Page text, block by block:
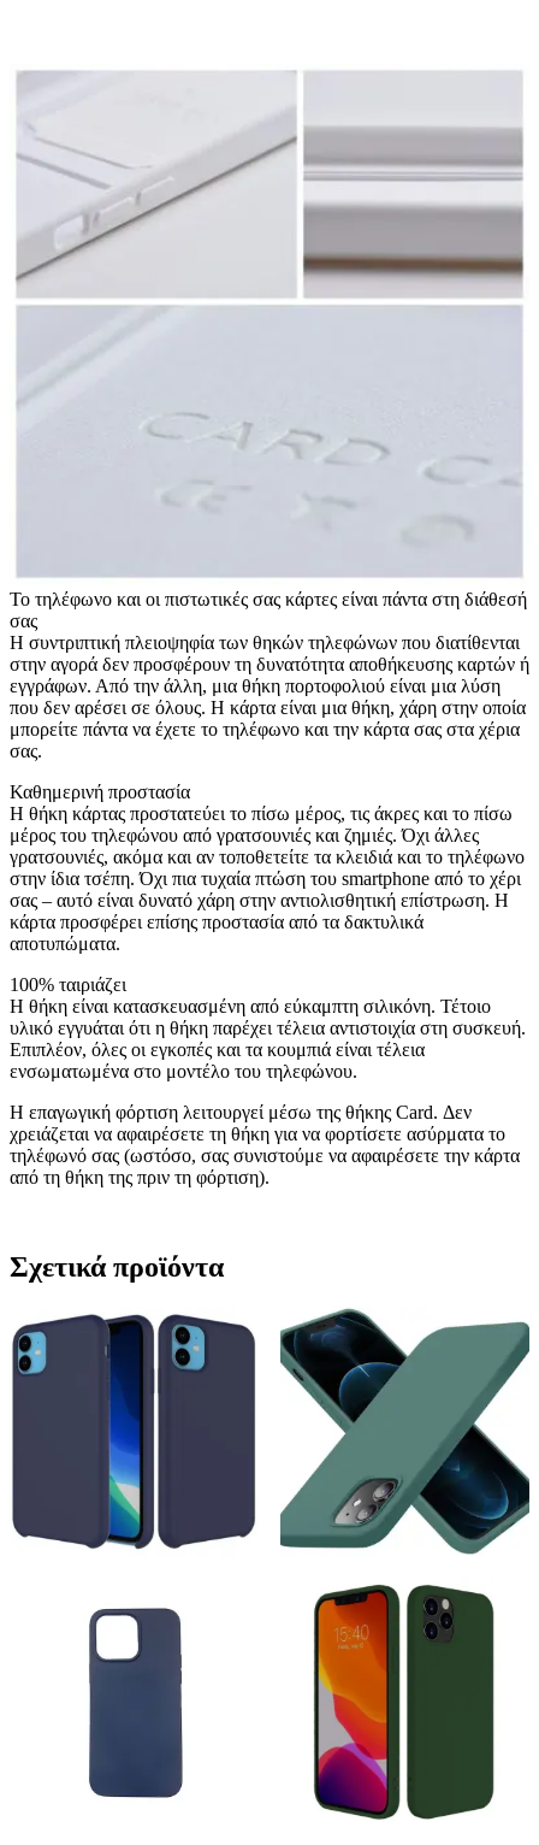
Το τηλέφωνο και οι πιστωτικές σας κάρτες είναι πάντα στη διάθεσή
σας
Η συντριπτική πλειοψηφία των θηκών τηλεφώνων που διατίθενται
στην αγορά δεν προσφέρουν τη δυνατότητα αποθήκευσης καρτών ή
εγγράφων. Από την άλλη, μια θήκη πορτοφολιού είναι μια λύση
που δεν αρέσει σε όλους. Η κάρτα είναι μια θήκη, χάρη στην οποία
μπορείτε πάντα να έχετε το τηλέφωνο και την κάρτα σας στα χέρια
σας.
Καθημερινή προστασία
Η θήκη κάρτας προστατεύει το πίσω μέρος, τις άκρες και το πίσω
μέρος του τηλεφώνου από γρατσουνιές και ζημιές. Όχι άλλες
γρατσουνιές, ακόμα και αν τοποθετείτε τα κλειδιά και το τηλέφωνο
στην ίδια τσέπη. Όχι πια τυχαία πτώση του smartphone από το χέρι
σας – αυτό είναι δυνατό χάρη στην αντιολισθητική επίστρωση. Η
κάρτα προσφέρει επίσης προστασία από τα δακτυλικά
αποτυπώματα.
100% ταιριάζει
Η θήκη είναι κατασκευασμένη από εύκαμπτη σιλικόνη. Τέτοιο
υλικό εγγυάται ότι η θήκη παρέχει τέλεια αντιστοιχία στη συσκευή.
Επιπλέον, όλες οι εγκοπές και τα κουμπιά είναι τέλεια
ενσωματωμένα στο μοντέλο του τηλεφώνου.
Η επαγωγική φόρτιση λειτουργεί μέσω της θήκης Card. Δεν
χρειάζεται να αφαιρέσετε τη θήκη για να φορτίσετε ασύρματα το
τηλέφωνό σας (ωστόσο, σας συνιστούμε να αφαιρέσετε την κάρτα
από τη θήκη της πριν τη φόρτιση).
Σχετικά προϊόντα